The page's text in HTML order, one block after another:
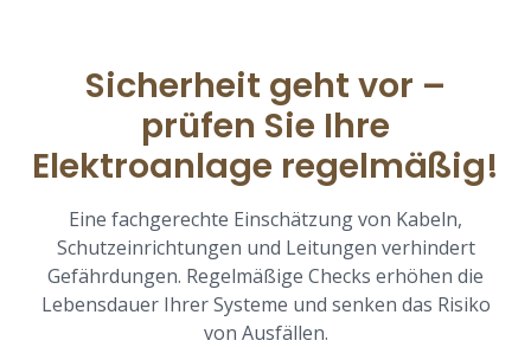
Sicherheit geht vor –
prüfen Sie Ihre
Elektroanlage regelmäßig!
Eine fachgerechte Einschätzung von Kabeln,
Schutzeinrichtungen und Leitungen verhindert
Gefährdungen. Regelmäßige Checks erhöhen die
Lebensdauer Ihrer Systeme und senken das Risiko
von Ausfällen.